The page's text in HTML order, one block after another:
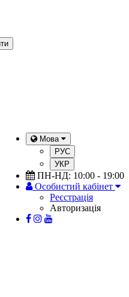
Мова
РУС
УКР
ПН-НД: 10:00 - 19:00
Особистий кабінет
Реєстрація
Авторизація